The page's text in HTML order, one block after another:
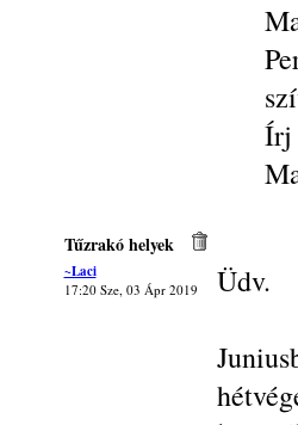
Írj
Tűzrakó helyek
~Laci
17:20 Sze, 03 Ápr 2019
Üdv.